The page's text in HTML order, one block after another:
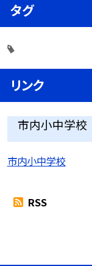
タグ
リンク
市内小中学校
市内小中学校
RSS